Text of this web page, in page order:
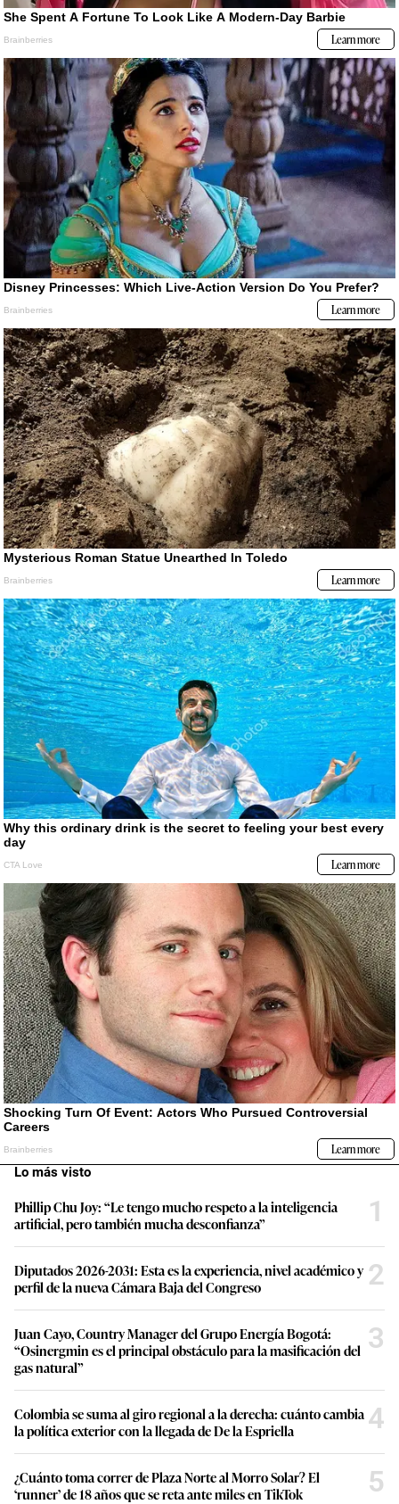
Lo más visto
Phillip Chu Joy: “Le tengo mucho respeto a la inteligencia
artificial, pero también mucha desconfianza”
1
Diputados 2026-2031: Esta es la experiencia, nivel académico y
perfil de la nueva Cámara Baja del Congreso
2
Juan Cayo, Country Manager del Grupo Energía Bogotá:
“Osinergmin es el principal obstáculo para la masificación del
gas natural”
3
Colombia se suma al giro regional a la derecha: cuánto cambia
la política exterior con la llegada de De la Espriella
4
¿Cuánto toma correr de Plaza Norte al Morro Solar? El
‘runner’ de 18 años que se reta ante miles en TikTok
5